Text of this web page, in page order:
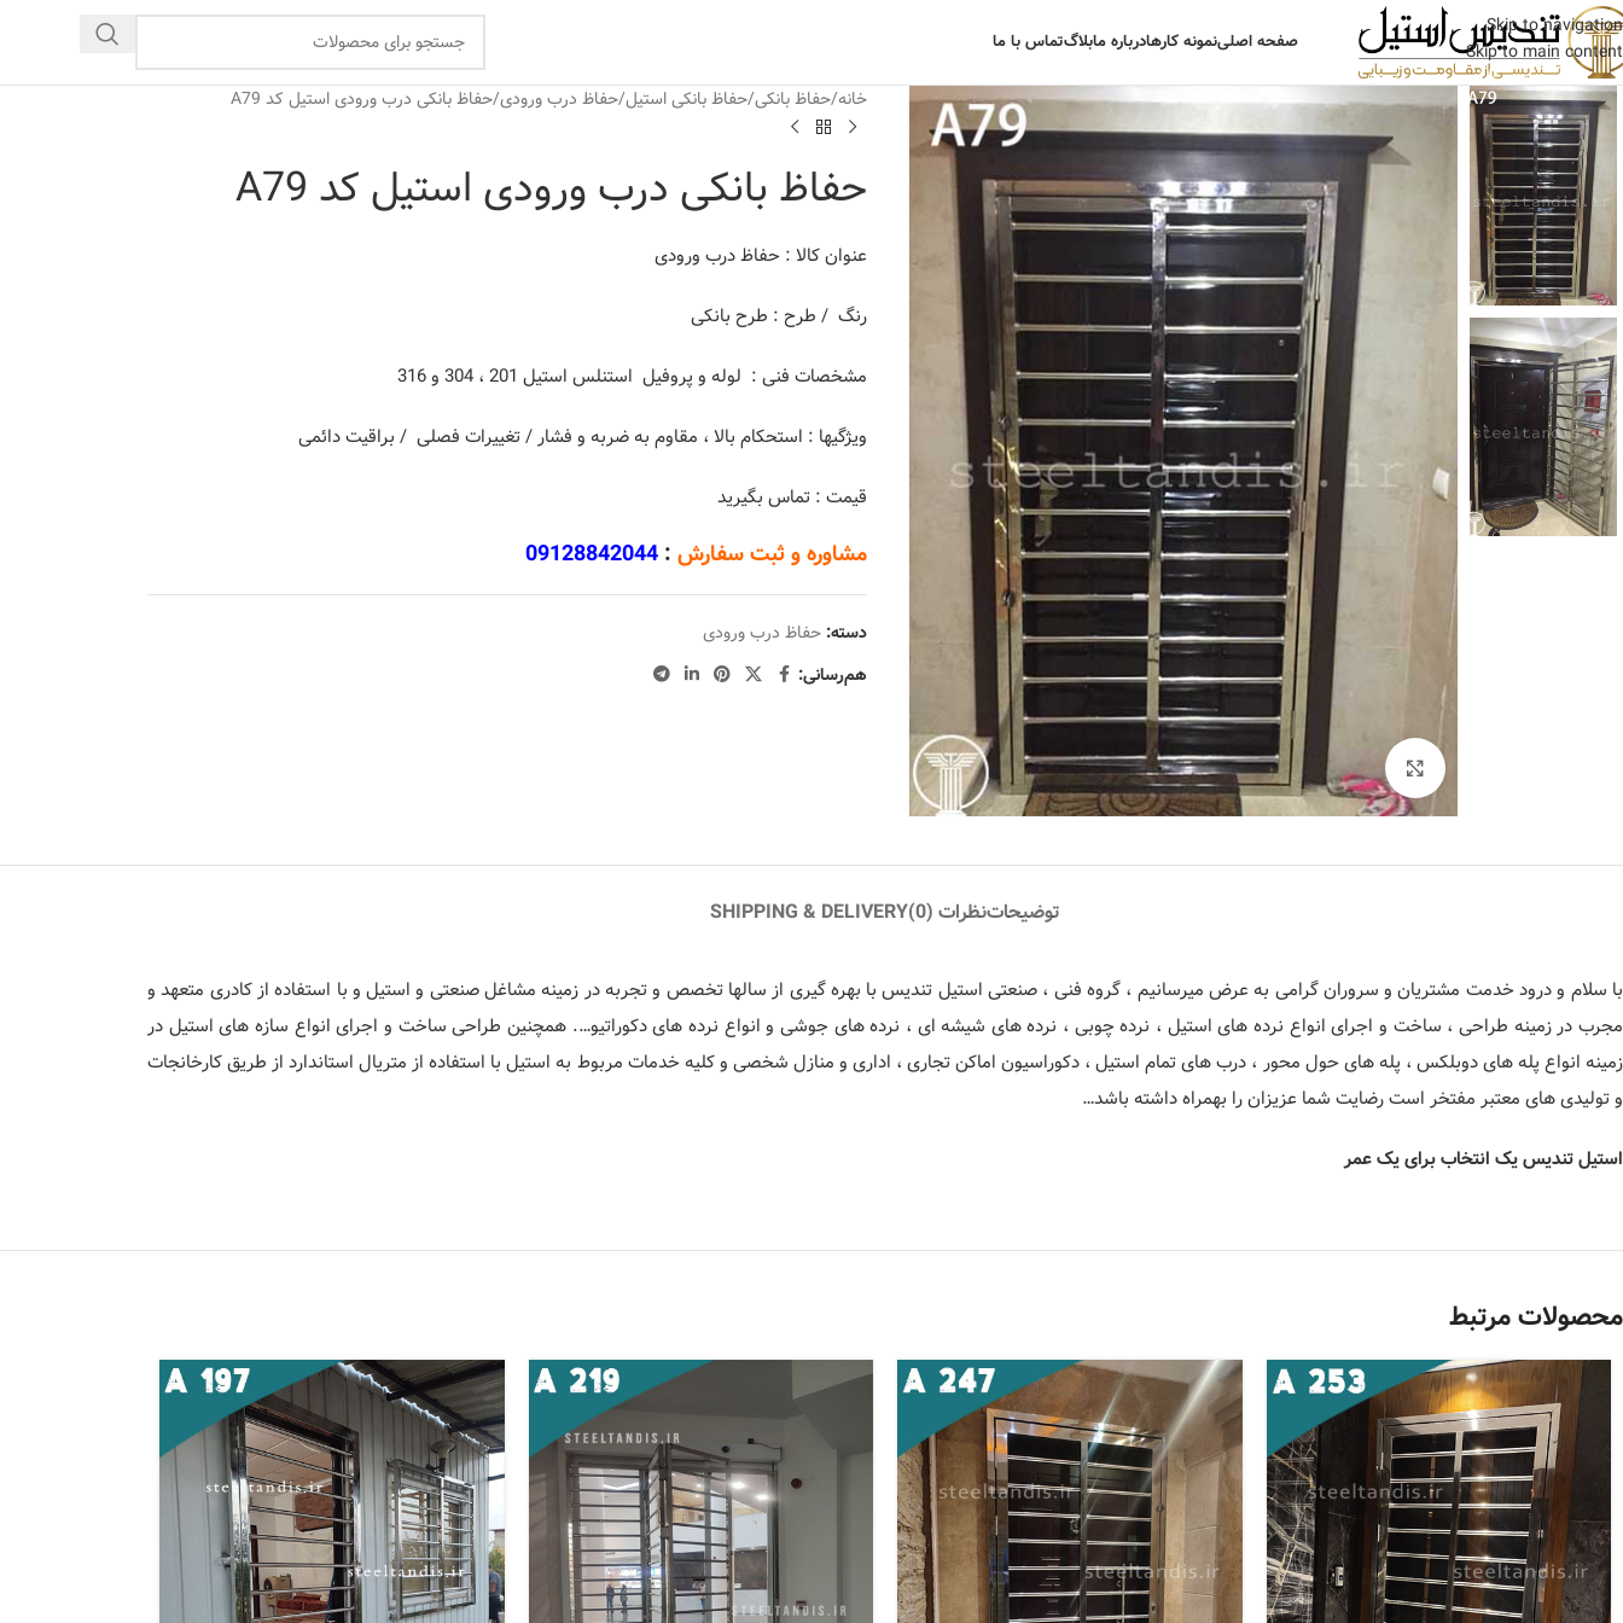
Skip to navigation
Skip to main content
صفحه اصلینمونه کارهادرباره مابلاگتماس با ما
برای بزرگنمایی کلیک کنید
خانه حفاظ بانکی حفاظ بانکی استیل حفاظ درب ورودی حفاظ بانکی درب ورودی استیل کد A79
حفاظ بانکی درب ورودی استیل کد A79
عنوان کالا : حفاظ درب ورودی
رنگ / طرح : طرح بانکی
مشخصات فنی : لوله و پروفیل استنلس استیل 201 ، 304 و 316
ویژگیها : استحکام بالا ، مقاوم به ضربه و فشار / تغییرات فصلی / براقیت دائمی
قیمت : تماس بگیرید
مشاوره و ثبت سفارش:
09128842044
دسته: حفاظ درب ورودی
هم‌رسانی:
توضیحاتنظرات (0) SHIPPING & DELIVERY
با سلام و درود خدمت مشتریان و سروران گرامی به عرض میرسانیم ، گروه فنی ، صنعتی استیل تندیس با بهره گیری از سالها تخصص و تجربه در زمینه مشاغل صنعتی و استیل و با استفاده از کادری متعهد و
مجرب در زمینه طراحی ، ساخت و اجرای انواع نرده های استیل ، نرده چوبی ، نرده های شیشه ای ، نرده های جوشی و انواع نرده های دکوراتیو…. همچنین طراحی ساخت و اجرای انواع سازه های استیل در
زمینه انواع پله های دوبلکس ، پله های حول محور ، درب های تمام استیل ، دکوراسیون اماکن تجاری ، اداری و منازل شخصی و کلیه خدمات مربوط به استیل با استفاده از متریال استاندارد از طریق کارخانجات
و تولیدی های معتبر مفتخر است رضایت شما عزیزان را بهمراه داشته باشد…
استیل تندیس یک انتخاب برای یک عمر
محصولات مرتبط